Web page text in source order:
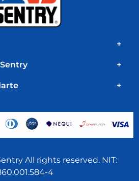
+
+
+
All rights reserved. NIT:
4